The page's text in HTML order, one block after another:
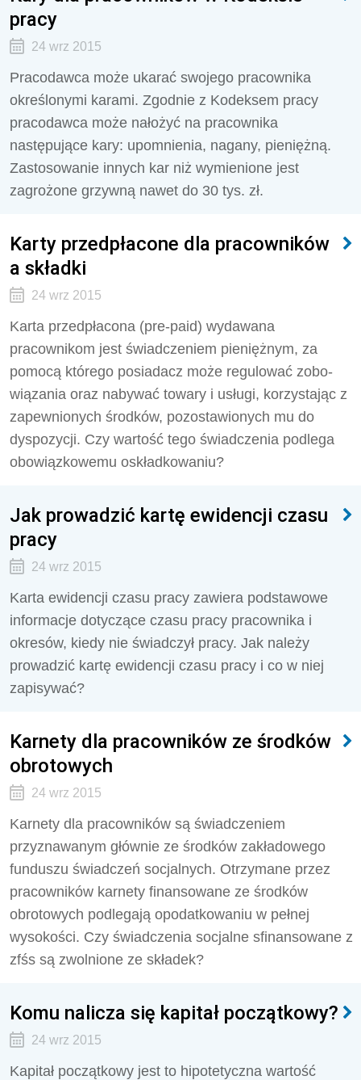
pracy
24 wrz 2015
Pracodawca może ukarać swojego pracownika
określonymi karami. Zgodnie z Kodeksem pracy
pracodawca może nałożyć na pracownika
następujące kary: upomnienia, nagany, pieniężną.
Zastosowanie innych kar niż wymienione jest
zagrożone grzywną nawet do 30 tys. zł.
Karty przedpłacone dla pracowników
a składki
24 wrz 2015
Karta przedpłacona (pre-paid) wydawana
pracownikom jest świadczeniem pieniężnym, za
pomocą którego posiadacz może regulować zobo­
wiązania oraz nabywać towary i usługi, korzystając z
zapewnionych środków, pozostawionych mu do
dyspozycji. Czy wartość tego świadczenia podlega
obowiązkowemu oskładkowaniu?
Jak prowadzić kartę ewidencji czasu
pracy
24 wrz 2015
Karta ewidencji czasu pracy zawiera podstawowe
informacje dotyczące czasu pracy pracownika i
okresów, kiedy nie świadczył pracy. Jak należy
prowadzić kartę ewidencji czasu pracy i co w niej
zapisywać?
Karnety dla pracowników ze środków
obrotowych
24 wrz 2015
Karnety dla pracowników są świadczeniem
przyznawanym głównie ze środków zakładowego
funduszu świadczeń socjalnych. Otrzymane przez
pracowników karnety finansowa­ne ze środków
obrotowych podlegają opodatkowa­niu w pełnej
wysokości. Czy świadczenia socjalne sfinansowane z
zfśs są zwolnione ze składek?
Komu nalicza się kapitał początkowy?
24 wrz 2015
Kapitał początkowy jest to hipotetyczna wartość